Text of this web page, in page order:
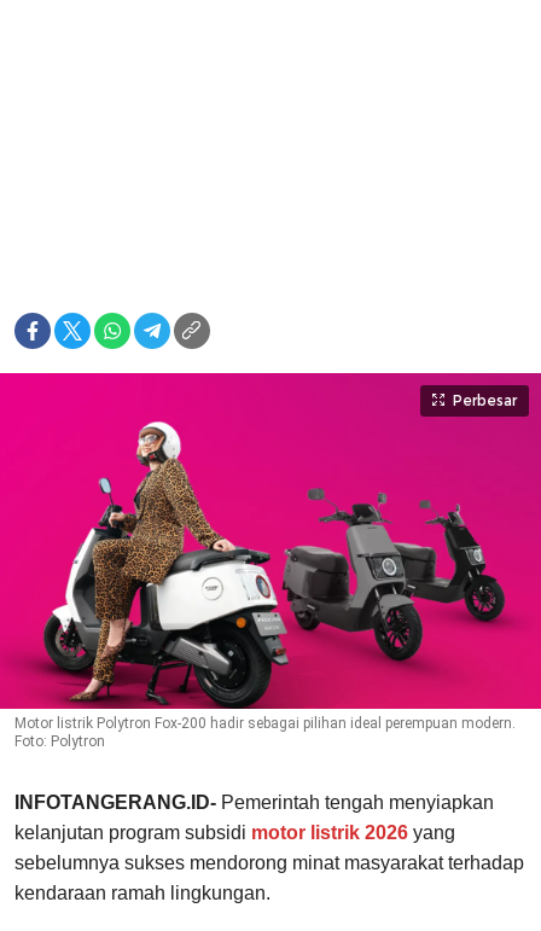
Perbesar
Motor listrik Polytron Fox-200 hadir sebagai pilihan ideal perempuan modern.
Foto: Polytron
INFOTANGERANG.ID- Pemerintah tengah menyiapkan
kelanjutan program subsidi motor listrik 2026 yang
sebelumnya sukses mendorong minat masyarakat terhadap
kendaraan ramah lingkungan.